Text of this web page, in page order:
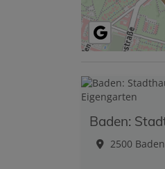
2500 Baden